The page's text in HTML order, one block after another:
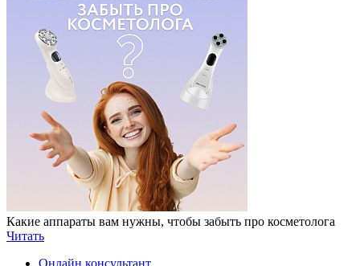
Какие аппараты вам нужны, чтобы забыть про косметолога
Читать